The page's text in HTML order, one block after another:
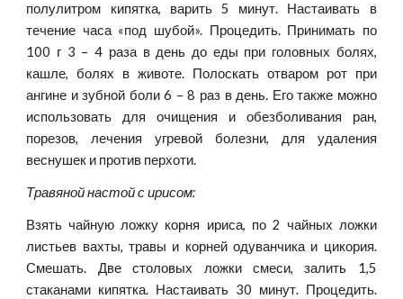
полулитром кипятка, варить 5 минут. Настаивать в
течение часа «под шубой». Процедить. Принимать по
100 г 3 – 4 раза в день до еды при головных болях,
кашле, болях в животе. Полоскать отваром рот при
ангине и зубной боли 6 – 8 раз в день. Его также можно
использовать для очищения и обезболивания ран,
порезов, лечения угревой болезни, для удаления
веснушек и против перхоти.
Травяной настой с ирисом:
Взять чайную ложку корня ириса, по 2 чайных ложки
листьев вахты, травы и корней одуванчика и цикория.
Смешать. Две столовых ложки смеси, залить 1,5
стаканами кипятка. Настаивать 30 минут. Процедить.